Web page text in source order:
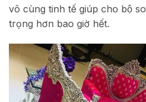
vô cùng tinh tế giúp cho bộ
trọng hơn bao giờ hết.